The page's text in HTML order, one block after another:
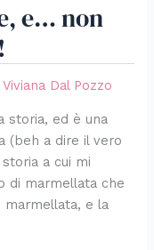
e… non
Viviana Dal Pozzo
storia, ed è una
(beh a dire il vero
a cui mi
di marmellata che
e la